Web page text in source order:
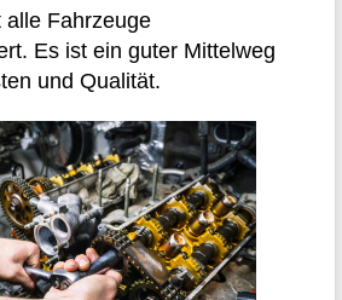
alle Fahrzeuge
Es ist ein guter Mittelweg
und Qualität.